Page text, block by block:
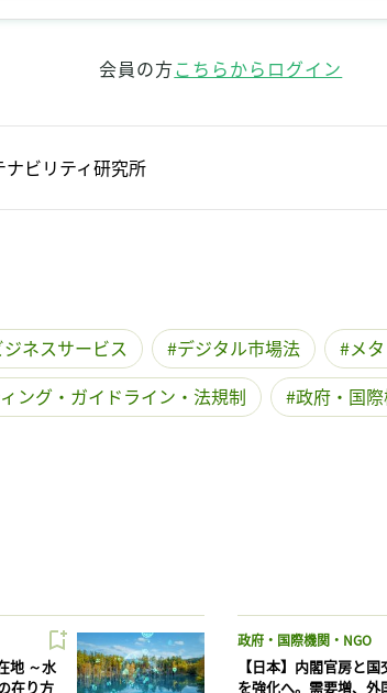
会員の方こちらからログイン
ビリティ研究所
ネスサービス デジタル市場法
メ
ング・ガイドライン・法規制 政府・国
地 ～水
在り方
政府・国際機関・NGO
【日本】内閣官房と
を強化へ。需要増、